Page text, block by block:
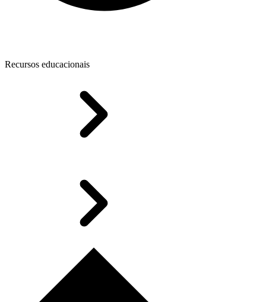
Recursos educacionais